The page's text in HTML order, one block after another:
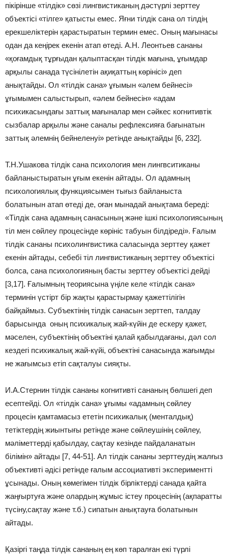
пікірінше «тілдік» сөзі лингвистиканың дәстүрлі зерттеу
объектісі «тілге» қатысты емес. Яғни тілдік сана ол тілдің
ерекшеліктерін қарастыратын термин емес. Оның мағынасы
одан да кеңірек екенін атап өтеді. А.Н. Леонтьев сананы
«қоғамдық тұрғыдан қалыптасқан тілдік мағына, ұғымдар
арқылы санада түсінілетін ақиқаттың көрінісі» деп
анықтайды. Ол «тілдік сана» ұғымын «əлем бейнесі»
ұғымымен салыстырып, «əлем бейнесін» «адам
психикасындағы заттық мағыналар мен сəйкес когнитивтік
сызбалар арқылы жəне саналы рефлексияға бағынатын
заттық əлемнің бейнеленуі» ретінде анықтайды [6, 232].
Т.Н.Ушакова тілдік сана психология мен лингвситиканы
байланыстыратын ұғым екенін айтады. Ол адамның
психологиялық функциясымен тығыз байланыста
болатынын атап өтеді де, оған мынадай анықтама береді:
«Тілдік сана адамның санасының және ішкі психологиясының
тіл мен сөйлеу процесінде көрініс табуын білдіреді». Ғалым
тілдік сананы психолингвистика саласында зерттеу қажет
екенін айтады, себебі тіл лингвистиканың зерттеу объектісі
болса, сана психологияның басты зерттеу объектісі дейді
[3,17]. Ғалымның теориясына үңіле келе «тілдік сана»
терминін үстірт бір жақты қарастырмау қажеттілігін
байқаймыз. Субъектінің тілдік санасын зерттеп, талдау
барысында оның психикалық жай-күйін де ескеру қажет,
мәселен, субъектінің объектіні қалай қабылдағаны, дәл сол
кездегі психикалық жай-күйі, объектіні санасында жағымды
не жағымсыз етіп сақталуы сияқты.
И.А.Стернин тілдік сананы когнитивті сананың бөлшегі деп
есептейді. Ол «тілдік сана» ұғымы «адамның сөйлеу
процесін қамтамасыз ететін психикалық (менталдық)
тетіктердің жиынтығы ретінде және сөйлеушінің сөйлеу,
мәліметтерді қабылдау, сақтау кезінде пайдаланатын
білімін» айтады [7, 44-51]. Ал тілдік сананы зерттеудің жалғыз
объективті әдісі ретінде ғалым ассоциативті экспериментті
ұсынады. Оның көмегімен тілдік бірліктерді санада қайта
жаңғыртуға және олардың жұмыс істеу процесінің (ақпаратты
түсіну,сақтау және т.б.) сипатын анықтауға болатынын
айтады.
Қазіргі таңда тілдік сананың ең көп таралған екі түрлі